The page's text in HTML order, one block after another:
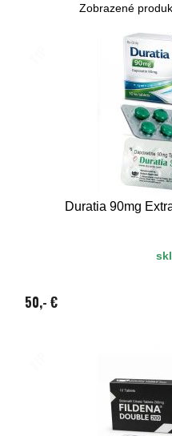
Zobrazené
Duratia 90mg
50,- €